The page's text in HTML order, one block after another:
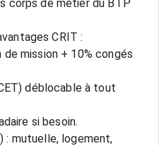
corps de métier du BTP
CRIT :
mission + 10% congés
déblocable à tout
si besoin.
: mutuelle, logement,